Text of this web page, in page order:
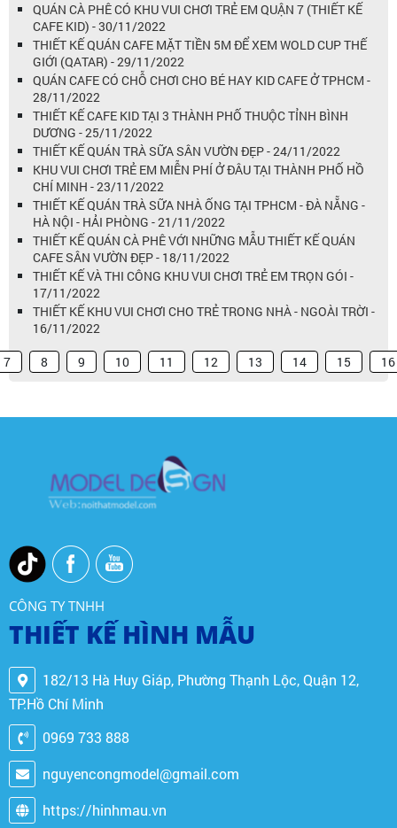
QUÁN CÀ PHÊ CÓ KHU VUI CHƠI TRẺ EM QUẬN 7 (THIẾT KẾ
CAFE KID) - 30/11/2022
THIẾT KẾ QUÁN CAFE MẶT TIỀN 5M ĐỂ XEM WOLD CUP THẾ
GIỚI (QATAR) - 29/11/2022
QUÁN CAFE CÓ CHỖ CHƠI CHO BÉ HAY KID CAFE Ở TPHCM -
28/11/2022
THIẾT KẾ CAFE KID TẠI 3 THÀNH PHỐ THUỘC TỈNH BÌNH
DƯƠNG - 25/11/2022
THIẾT KẾ QUÁN TRÀ SỮA SÂN VƯỜN ĐẸP - 24/11/2022
KHU VUI CHƠI TRẺ EM MIỄN PHÍ Ở ĐÂU TẠI THÀNH PHỐ HỒ
CHÍ MINH - 23/11/2022
THIẾT KẾ QUÁN TRÀ SỮA NHÀ ỐNG TẠI TPHCM - ĐÀ NẴNG -
HÀ NỘI - HẢI PHÒNG - 21/11/2022
THIẾT KẾ QUÁN CÀ PHÊ VỚI NHỮNG MẪU THIẾT KẾ QUÁN
CAFE SÂN VƯỜN ĐẸP - 18/11/2022
THIẾT KẾ VÀ THI CÔNG KHU VUI CHƠI TRẺ EM TRỌN GÓI -
17/11/2022
THIẾT KẾ KHU VUI CHƠI CHO TRẺ TRONG NHÀ - NGOÀI TRỜI -
16/11/2022
7 8 9 10 11 12 13 14 15 16
CÔNG TY TNHH
THIẾT KẾ HÌNH MẪU
182/13 Hà Huy Giáp, Phường Thạnh Lộc, Quận 12,
TP.Hồ Chí Minh
0969 733 888
nguyencongmodel@gmail.com
https://hinhmau.vn